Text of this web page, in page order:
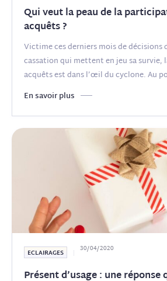
Qui veut la peau de la
acquêts ?
Victime ces derniers mois de décisions
cassation qui mettent en jeu sa
acquêts est dans l’œil du cyclone. Au
(...)
En savoir plus
ECLAIRAGES 30/04/2020
Présent d’usage : une